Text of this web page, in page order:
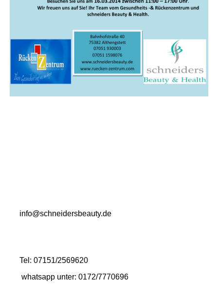
info@schneidersbeauty.de
Tel: 07151/2569620
whatsapp unter: 0172/7770696